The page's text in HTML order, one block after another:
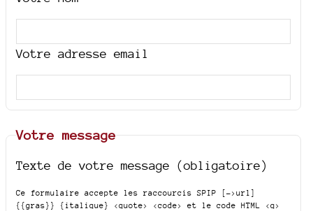
Votre adresse email
Votre message
Texte de votre message (obligatoire)
Ce formulaire accepte les raccourcis SPIP
[->url]
{{gras}} {italique} <quote> <code>
et le code HTML <q>